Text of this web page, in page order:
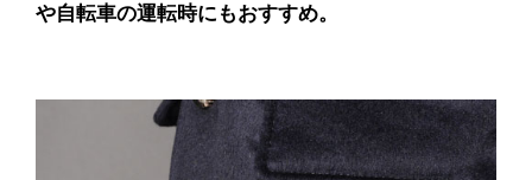
や自転車の運転時にもおすすめ。